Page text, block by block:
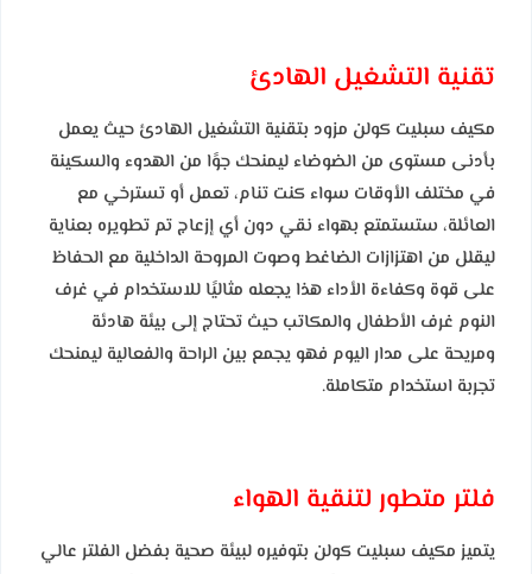
تقنية التشغيل الهادئ
مكيف سبليت كولن مزود بتقنية التشغيل الهادئ حيث يعمل
بأدنى مستوى من الضوضاء ليمنحك جوًا من الهدوء والسكينة
في مختلف الأوقات سواء كنت تنام، تعمل أو تسترخي مع
العائلة، ستستمتع بهواء نقي دون أي إزعاج تم تطويره بعناية
ليقلل من اهتزازات الضاغط وصوت المروحة الداخلية مع الحفاظ
على قوة وكفاءة الأداء هذا يجعله مثاليًا للاستخدام في غرف
النوم غرف الأطفال والمكاتب حيث تحتاج إلى بيئة هادئة
ومريحة على مدار اليوم فهو يجمع بين الراحة والفعالية ليمنحك
تجربة استخدام متكاملة.
فلتر متطور لتنقية الهواء
يتميز مكيف سبليت كولن بتوفيره لبيئة صحية بفضل الفلتر عالي